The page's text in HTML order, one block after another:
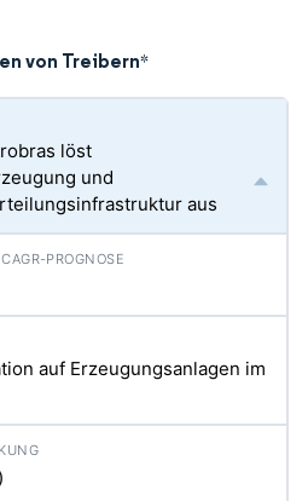
von Treibern*
löst
und
aus
auf Erzeugungs­anlagen im